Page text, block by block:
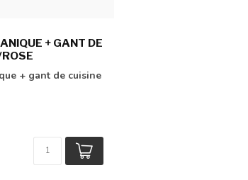
+ GANT DE
+ gant de cuisine